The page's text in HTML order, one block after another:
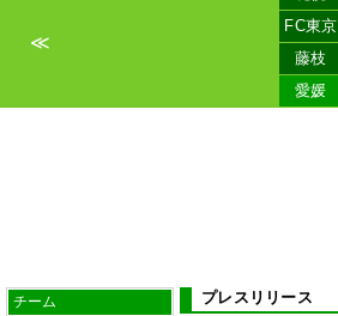
≪
FC東京
藤枝
愛媛
チーム プレスリリース